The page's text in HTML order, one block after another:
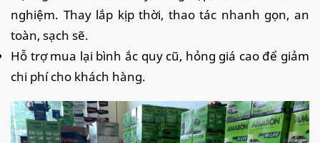
nghiệm. Thay lắp kịp thời, thao tác nhanh gọn, an
toàn, sạch sẽ.
Hỗ trợ mua lại bình ắc quy cũ, hỏng giá cao để giảm
chi phí cho khách hàng.